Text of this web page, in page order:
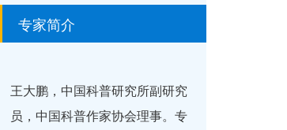
专家简介
王大鹏，中国科普研究所副研究
员，中国科普作家协会理事。专